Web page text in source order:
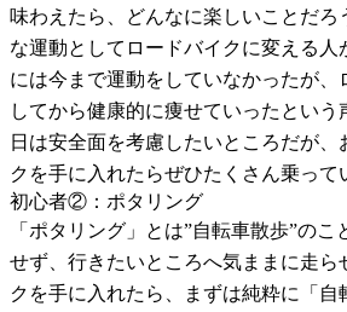
味わえたら、どんなに楽しいことだろ
な運動としてロードバイクに変える人
には今まで運動をしていなかったが、
してから健康的に痩せていったという
日は安全面を考慮したいところだが、
クを手に入れたらぜひたくさん乗って
初心者②：ポタリング
「ポタリング」とは”自転車散歩”のこ
せず、行きたいところへ気ままに走ら
クを手に入れたら、まずは純粋に「自